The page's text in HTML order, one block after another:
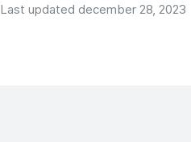
Last updated december 28, 2023